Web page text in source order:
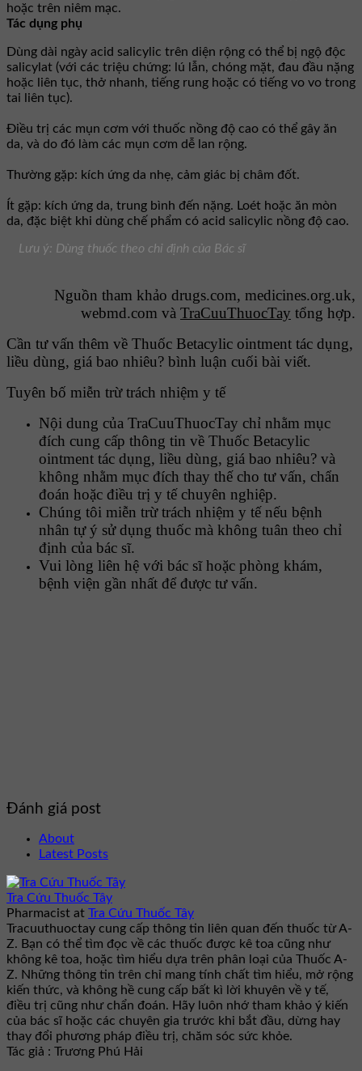
hoặc trên niêm mạc.
Tác dụng phụ
Dùng dài ngày acid salicylic trên diện rộng có thể bị ngộ độc
salicylat (với các triệu chứng: lú lẫn, chóng mặt, đau đầu nặng
hoặc liên tục, thở nhanh, tiếng rung hoặc có tiếng vo vo trong
tai liên tục).
Điều trị các mụn cơm với thuốc nồng độ cao có thể gây ăn
da, và do đó làm các mụn cơm dễ lan rộng.
Thường gặp: kích ứng da nhẹ, cảm giác bị châm đốt.
Ít gặp: kích ứng da, trung bình đến nặng. Loét hoặc ăn mòn
da, đặc biệt khi dùng chế phẩm có acid salicylic nồng độ cao.
Lưu ý: Dùng thuốc theo chỉ định của Bác sĩ
Nguồn tham khảo drugs.com, medicines.org.uk,
webmd.com và TraCuuThuocTay tổng hợp.
Cần tư vấn thêm về Thuốc Betacylic ointment tác dụng,
liều dùng, giá bao nhiêu? bình luận cuối bài viết.
Tuyên bố miễn trừ trách nhiệm y tế
Nội dung của TraCuuThuocTay chỉ nhằm mục
đích cung cấp thông tin về Thuốc Betacylic
ointment tác dụng, liều dùng, giá bao nhiêu? và
không nhằm mục đích thay thế cho tư vấn, chẩn
đoán hoặc điều trị y tế chuyên nghiệp.
Chúng tôi miễn trừ trách nhiệm y tế nếu bệnh
nhân tự ý sử dụng thuốc mà không tuân theo chỉ
định của bác sĩ.
Vui lòng liên hệ với bác sĩ hoặc phòng khám,
bệnh viện gần nhất để được tư vấn.
Đánh giá post
About
Latest Posts
Tra Cứu Thuốc Tây
Pharmacist at Tra Cứu Thuốc Tây
Tracuuthuoctay cung cấp thông tin liên quan đến thuốc từ A-
Z. Bạn có thể tìm đọc về các thuốc được kê toa cũng như
không kê toa, hoặc tìm hiểu dựa trên phân loại của Thuốc A-
Z. Những thông tin trên chỉ mang tính chất tìm hiểu, mở rộng
kiến thức, và không hề cung cấp bất kì lời khuyên về y tế,
điều trị cũng như chẩn đoán. Hãy luôn nhớ tham khảo ý kiến
của bác sĩ hoặc các chuyên gia trước khi bắt đầu, dừng hay
thay đổi phương pháp điều trị, chăm sóc sức khỏe.
Tác giả : Trương Phú Hải